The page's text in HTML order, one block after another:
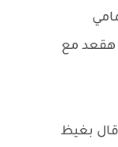
هقعد مع
بغيظ